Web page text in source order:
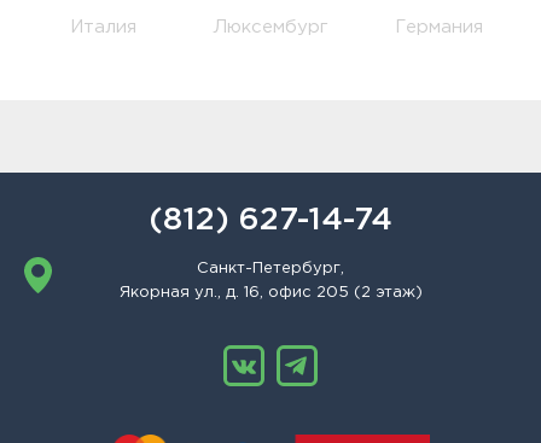
Италия Люксембург Германия
(812) 627-14-74
Санкт-Петербург,
Якорная ул., д. 16, офис 205 (2 этаж)